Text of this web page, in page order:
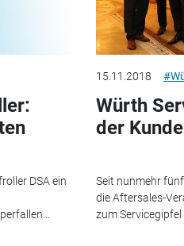
DSA ein
15.11.2018
Würth
der
Seit nunmehr
die Aftersales-
zum Servicegipfel